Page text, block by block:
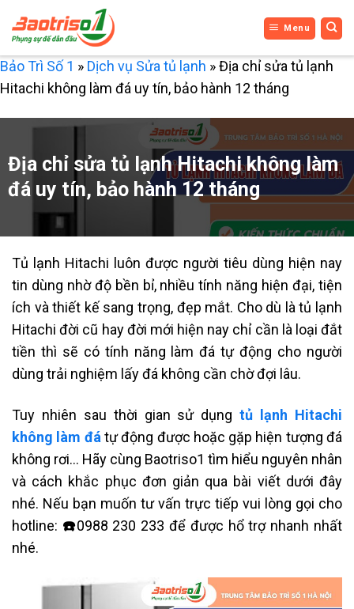
qua
nội
dung
Menu
Bảo Trì Số 1 » Dịch vụ Sửa tủ lạnh »Địa chỉ sửa tủ lạnh
Hitachi không làm đá uy tín, bảo hành 12 tháng
Địa chỉ sửa tủ lạnh Hitachi không làm
đá uy tín, bảo hành 12 tháng
Tủ lạnh Hitachi luôn được người tiêu dùng hiện nay
tin dùng nhờ độ bền bỉ, nhiều tính năng hiện đại, tiện
ích và thiết kế sang trọng, đẹp mắt. Cho dù là tủ lạnh
Hitachi đời cũ hay đời mới hiện nay chỉ cần là loại đắt
tiền thì sẽ có tính năng làm đá tự động cho người
dùng trải nghiệm lấy đá không cần chờ đợi lâu.
Tuy nhiên sau thời gian sử dụngtủ lạnh Hitachi
không làm đá tự động được hoặc gặp hiện tượng đá
không rơi… Hãy cùng Baotriso1 tìm hiểu nguyên nhân
và cách khắc phục đơn giản qua bài viết dưới đây
nhé. Nếu bạn muốn tư vấn trực tiếp vui lòng gọi cho
hotline: ☎️0988 230 233 để được hổ trợ nhanh nhất
nhé.